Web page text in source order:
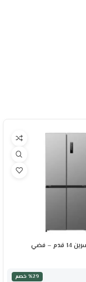
– فضي
٪29 خصم